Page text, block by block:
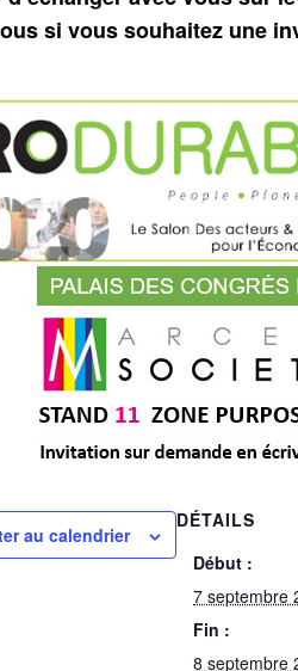
si vous souhaitez une
au calendrier
DÉTAILS
Début :
7 septembre
Fin :
8 septembre